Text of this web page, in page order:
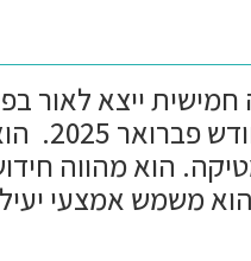
סוף
הוא מהווה
משמש אמצעי